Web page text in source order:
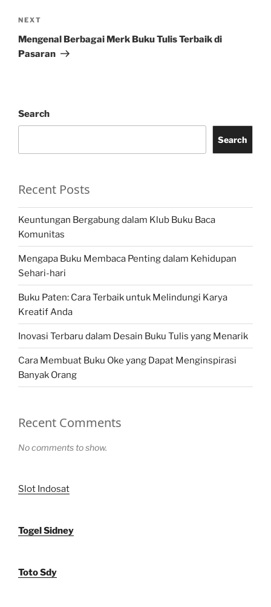
Next
Post
NEXT
Mengenal Berbagai Merk Buku Tulis Terbaik di
Pasaran
Search
Search
Recent Posts
Keuntungan Bergabung dalam Klub Buku Baca
Komunitas
Mengapa Buku Membaca Penting dalam Kehidupan
Sehari-hari
Buku Paten: Cara Terbaik untuk Melindungi Karya
Kreatif Anda
Inovasi Terbaru dalam Desain Buku Tulis yang Menarik
Cara Membuat Buku Oke yang Dapat Menginspirasi
Banyak Orang
Recent Comments
No comments to show.
Slot Indosat
Togel Sidney
Toto Sdy